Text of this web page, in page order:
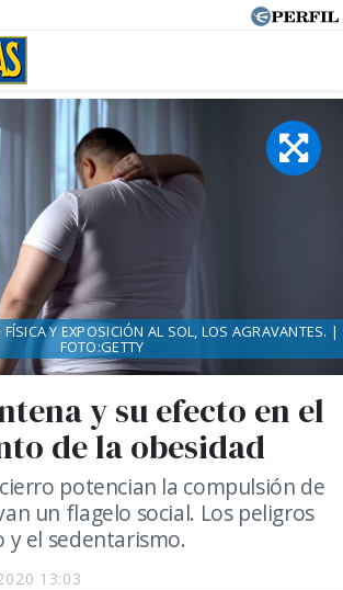
13:03
y su efecto en el
de la obesidad
potencian la compulsión de
un flagelo social. Los peligros
y el sedentarismo.
Y EXPOSICIÓN AL SOL, LOS AGRAVANTES. |
FOTO:GETTY